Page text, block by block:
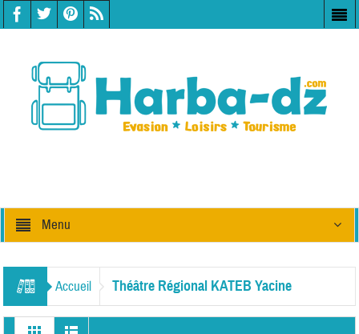
Menu
Accueil Théâtre Régional KATEB Yacine